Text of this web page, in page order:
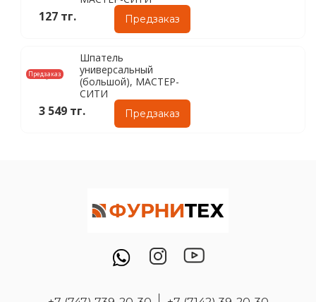
127 тг. Предзаказ
Предзаказ
Шпатель
универсальный
(большой), МАСТЕР-
СИТИ
3 549 тг. Предзаказ